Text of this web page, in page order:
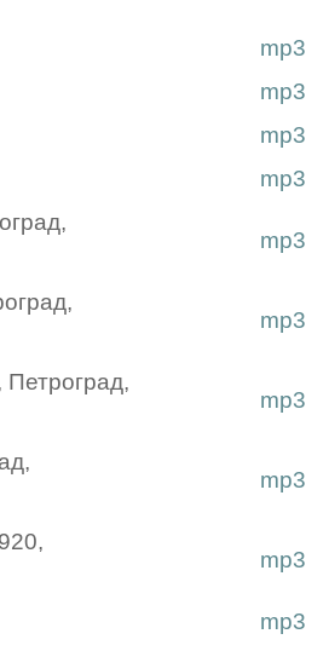
mp3
mp3
mp3
mp3
mp3
mp3
Петроград,
mp3
mp3
mp3
mp3